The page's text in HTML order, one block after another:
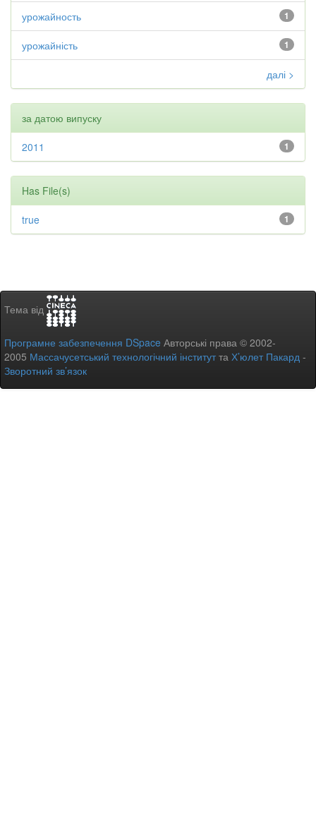
1
урожайность
1
урожайність
далі >
за датою випуску
1
2011
Has File(s)
1
true
Тема від
Програмне забезпечення DSpace Авторські права © 2002-
2005 Массачусетський технологічний інститутта Х’юлет Пакард -
Зворотний зв’язок